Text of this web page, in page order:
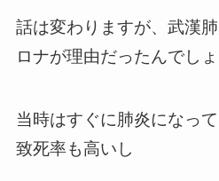
話は変わりますが、武漢
ロナが理由だったんでし
当時はすぐに肺炎になっ
致死率も高いし